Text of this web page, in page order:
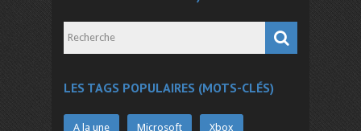
LES TAGS POPULAIRES (MOTS-CLÉS)
A la une Microsoft Xbox